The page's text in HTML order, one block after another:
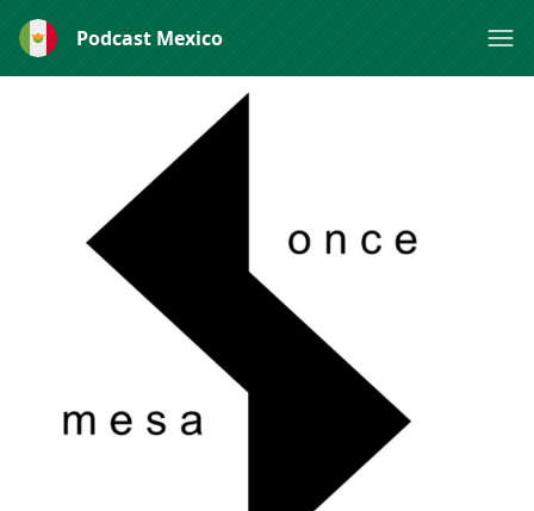
Podcast Mexico